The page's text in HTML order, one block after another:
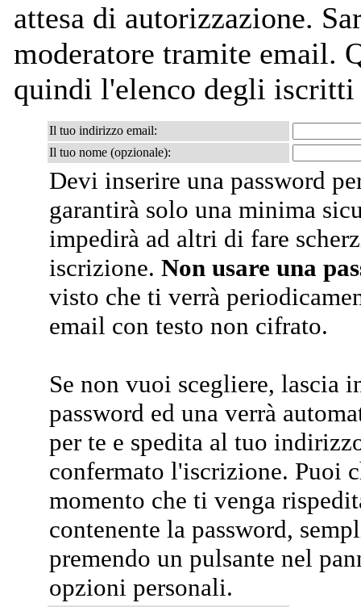
attesa di autorizzazione.
moderatore tramite email.
quindi l'elenco degli
Il tuo indirizzo email:
Il tuo nome (opzionale):
Devi inserire una password
garantirà solo una minima
impedirà ad altri di fare
iscrizione. Non usare una
visto che ti verrà
email con testo non cifrato.
Se non vuoi scegliere, lascia
password ed una verrà
per te e spedita al tuo
confermato l'iscrizione. Puoi
momento che ti venga
contenente la password,
premendo un pulsante nel
opzioni personali.